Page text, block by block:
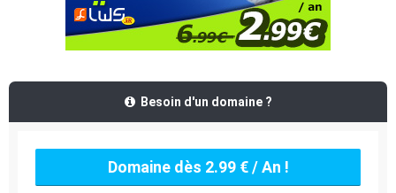
Besoin d'un domaine ?
Domaine dès 2.99 € / An !